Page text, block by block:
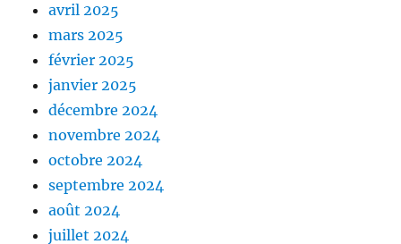
avril 2025
mars 2025
février 2025
janvier 2025
décembre 2024
novembre 2024
octobre 2024
septembre 2024
août 2024
juillet 2024